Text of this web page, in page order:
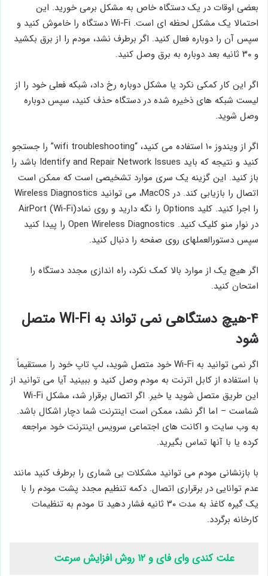
بعضی اوقات در یک دستگاه خاص به مشکل برمی خورید. این
احتمالا یک مشکل لحظه ای است. Wi-Fi دستگاه را خاموش کنید و
سپس آن را دوباره فعال کنید. اگر برطرف نشد، مودم را از برق بکشید
و ۳۰ ثانیه بعد دوباره به برق وصل کنید.
اگر این کار کمکی نکرد یا مشکل دوباره رخ داد، شبکه فعلی خود را از
لیست شبکه های ذخیره شده در دستگاه حذف کنید، سپس دوباره
وصل شوید.
اگر از ویندوز ۱۰ استفاده می کنید، “wifi troubleshooting” را جستجو
کنید و نتیجه که باید Identify and Repair Network Issues باشد را
باز کنید. این گزینه یک سری موارد تشخیصی است که ممکن است
اتصال را بازیابی کند. در MacOS، می توانید Wireless Diagnostics
را اجرا کنید. کلید Options را نگه دارید و روی نمادAirPort (Wi-Fi)
در نوار منو کلیک کنید. Open Wireless Diagnostics را پیدا کنید
سپس دستورالعملهای روی صفحه را دنبال کنید.
اگر هیچ یک از موارد بالا کمک نکرد، راه اندازی مجدد دستگاه را
امتحان کنید.
۴-هیچ دستگاهی نمی تواند به Wi-Fi متصل
شود
اگر نمی توانید به Wi-Fi خود متصل شوید، لپ تاپ خود را مستقیماً
با استفاده از کابل اترنت به مودم وصل کنید و ببینید آیا می توانید از
این طریق متصل شوید یا خیر. اگر اتصال برقرار شد، مشکل Wi-Fi
شماست – اما اگر نشد، ممکن است اینترنت شما دچار اشکال باشد.
به وب سایت و اکانت های اجتماعی سرویس اینترنت خود مراجعه
کرده یا با آنها تماس بگیرید.
با بازنشانی مودم می توانید مشکلات بی شماری را برطرف کنید مانند
عدم توانایی در برقراری اتصال. دکمه تنظیم مجدد پشت مودم را با
یک گیره کاغذ به مدت ۳۰ ثانیه فشار دهید تا مودم به تنظیمات
کارخانه برگردد.
علت کندی وای فای و ۱۲ روش افزایش سرعت